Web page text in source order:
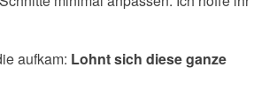
aufkam: Lohnt sich diese ganze